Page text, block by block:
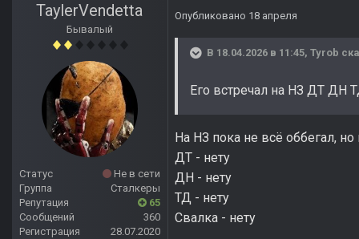
TaylerVendetta
Бывалый
Статус
Не в сети
Группа
Сталкеры
Репутация
65
Сообщений
360
Регистрация
28.07.2020
Опубликовано 18 апреля
В 18.04.2026 в 11:45, Tyrob
Его встречал на НЗ ДТ ДН
На НЗ пока не всё оббегал,
ДТ - нету
ДН - нету
ТД - нету
Свалка - нету